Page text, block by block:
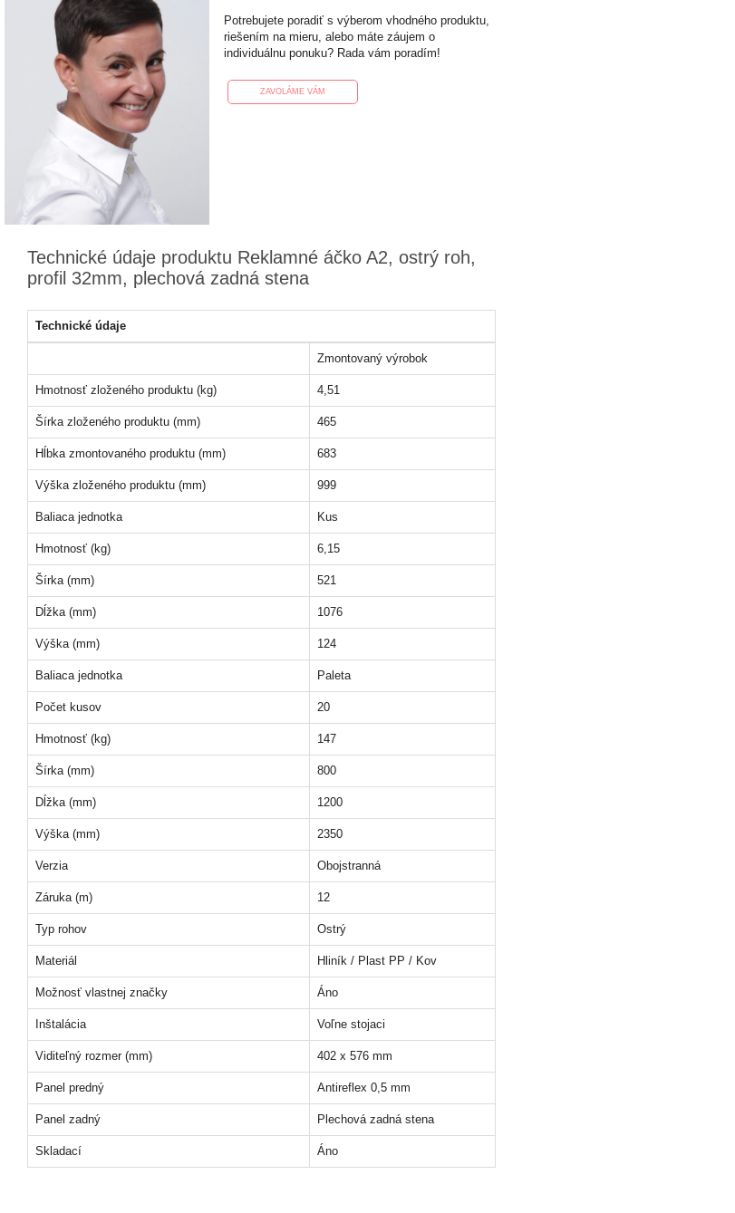
Potrebujete poradiť s výberom vhodného produktu,
riešením na mieru, alebo máte záujem o
individuálnu ponuku? Rada vám poradím!
ZAVOLÁME VÁM
Technické údaje produktu Reklamné áčko A2, ostrý roh,
profil 32mm, plechová zadná stena
Technické údaje
Zmontovaný výrobok
Hmotnosť zloženého produktu (kg) 4,51
Šírka zloženého produktu (mm) 465
Hĺbka zmontovaného produktu (mm) 683
Výška zloženého produktu (mm) 999
Baliaca jednotka Kus
Hmotnosť (kg) 6,15
Šírka (mm) 521
Dĺžka (mm) 1076
Výška (mm) 124
Baliaca jednotka Paleta
Počet kusov 20
Hmotnosť (kg) 147
Šírka (mm) 800
Dĺžka (mm) 1200
Výška (mm) 2350
Verzia Obojstranná
Záruka (m) 12
Typ rohov Ostrý
Materiál Hliník / Plast PP / Kov
Možnosť vlastnej značky Áno
Inštalácia Voľne stojaci
Viditeľný rozmer (mm) 402 x 576 mm
Panel predný Antireflex 0,5 mm
Panel zadný Plechová zadná stena
Skladací Áno